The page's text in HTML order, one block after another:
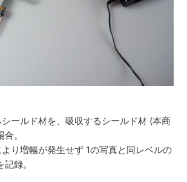
ールド材を、吸収するシールド材 (本商
。
り増幅が発生せず 1の写真と同レベルの
録。